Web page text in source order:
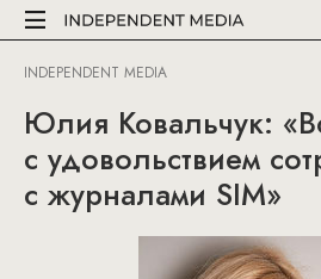
INDEPENDENT MEDIA
Юлия Ковальчук:
с удовольствием
с журналами SIM»